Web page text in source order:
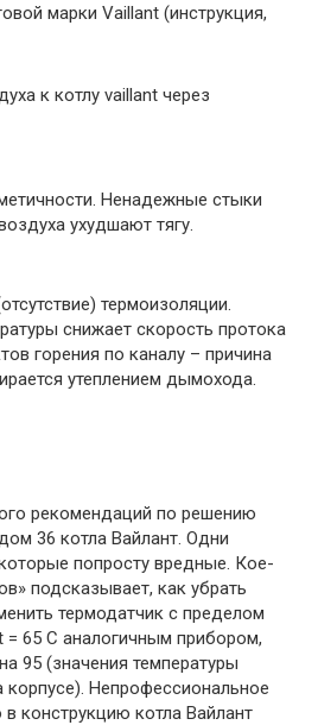
марки Vaillant (инструкция,
к котлу vaillant через
Ненадежные стыки
ухудшают тягу.
термоизоляции.
снижает скорость протока
горения по каналу – причина
утеплением дымохода.
рекомендаций по решению
36 котла Вайлант. Одни
попросту вредные. Кое-
подсказывает, как убрать
термодатчик с пределом
= 65 С аналогичным прибором,
95 (значения температуры
корпусе). Непрофессиональное
конструкцию котла Вайлант